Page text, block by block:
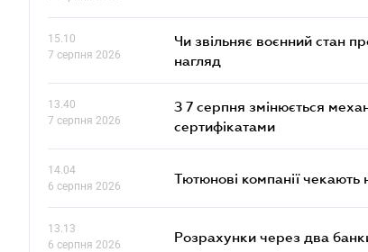
15.10
7 серпня 2026
Чи звільняє воєнний стан
нагляд
13.40
7 серпня 2026
З 7 серпня змінюється
сертифікатами
14.04
6 серпня 2026
Тютюнові компанії чекають
13.13
6 серпня 2026
Розрахунки через два